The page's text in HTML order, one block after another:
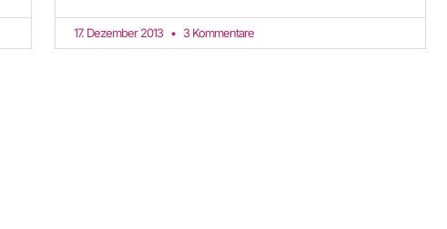
17. Dezember 2013 3 Kommentare